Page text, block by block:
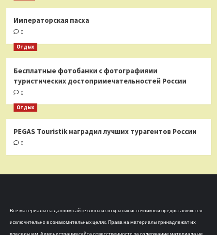
Императорская пасха
0
Отдых
Бесплатные фотобанки с фотографиями
туристических достопримечательностей России
0
Отдых
PEGAS Touristik наградил лучших турагентов России
0
Все материалы на данном сайте взяты из открытых источников и предоставляются
исключительно в ознакомительных целях. Права на материалы принадлежат их
владельцам. Администрация сайта ответственности за содержание материала не